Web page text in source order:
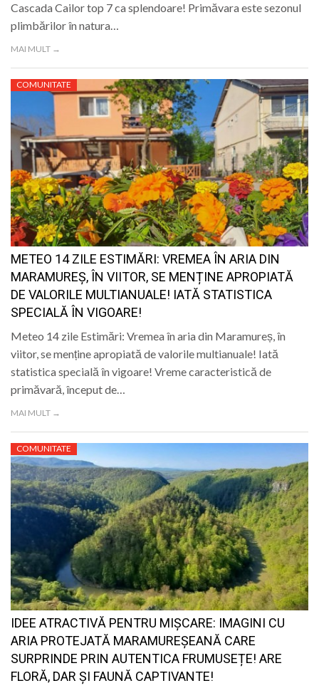
Cascada Cailor top 7 ca splendoare! Primăvara este sezonul
plimbărilor în natura…
MAI MULT →
COMUNITATE
METEO 14 ZILE ESTIMĂRI: VREMEA ÎN ARIA DIN
MARAMUREȘ, ÎN VIITOR, SE MENȚINE APROPIATĂ
DE VALORILE MULTIANUALE! IATĂ STATISTICA
SPECIALĂ ÎN VIGOARE!
Meteo 14 zile Estimări: Vremea în aria din Maramureș, în
viitor, se menține apropiată de valorile multianuale! Iată
statistica specială în vigoare! Vreme caracteristică de
primăvară, început de…
MAI MULT →
COMUNITATE
IDEE ATRACTIVĂ PENTRU MIȘCARE: IMAGINI CU
ARIA PROTEJATĂ MARAMUREȘEANĂ CARE
SURPRINDE PRIN AUTENTICA FRUMUSEȚE! ARE
FLORĂ, DAR ȘI FAUNĂ CAPTIVANTE!